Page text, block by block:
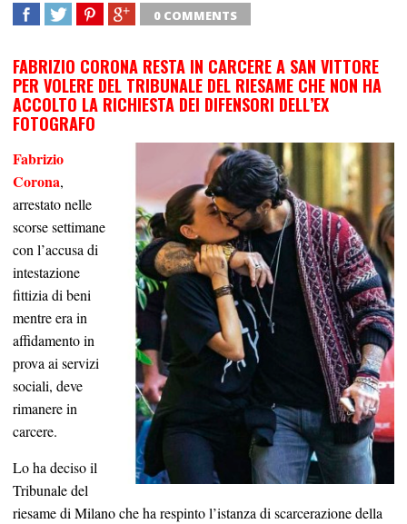
0 COMMENTS
FABRIZIO CORONA RESTA IN CARCERE A SAN VITTORE
PER VOLERE DEL TRIBUNALE DEL RIESAME CHE NON HA
ACCOLTO LA RICHIESTA DEI DIFENSORI DELL’EX
FOTOGRAFO
Fabrizio
Corona,
arrestato nelle
scorse settimane
con l’accusa di
intestazione
fittizia di beni
mentre era in
affidamento in
prova ai servizi
sociali, deve
rimanere in
carcere.
Lo ha deciso il
Tribunale del
riesame di Milano che ha respinto l’istanza di scarcerazione della